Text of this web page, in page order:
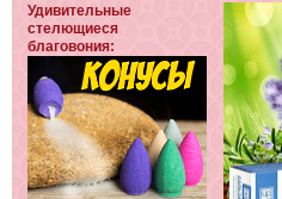
Удивительные
стелющиеся
благовония: